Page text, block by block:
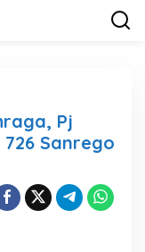
Pj
Sanrego